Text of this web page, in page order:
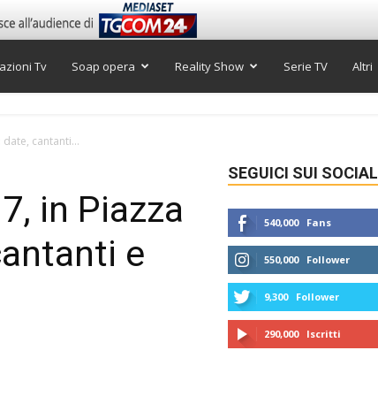
Tv Soap opera Reality Show Serie TV Altri
cantanti...
in Piazza
e
SEGUICI SUI SOCIAL
540,000 Fans
550,000 Follower
9,300 Follower
290,000 Iscritti